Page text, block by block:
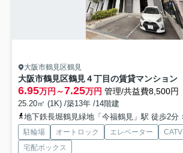
大阪市鶴見区鶴見
大阪市鶴見区鶴見４丁目の賃貸マンション
6.95万円～7.25万円 管理/共益費8,500円
25.20㎡ (1K) /築13年 /14階建
地下鉄長堀鶴見緑地「今福鶴見」駅 徒歩2分
駐輪場 オートロック エレベーター CATV
宅配ボックス